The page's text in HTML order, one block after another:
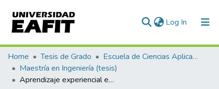
Log In (current)
Communities & Collections
All of DSpace
Home Tesis de Grado
Escuela de Ciencias Aplicadas e Ingeniería
Maestría en Ingeniería (tesis)
Aprendizaje experiencial en la gestión de la cadena de suministro : un enfoque práctico basado en un caso aplicado